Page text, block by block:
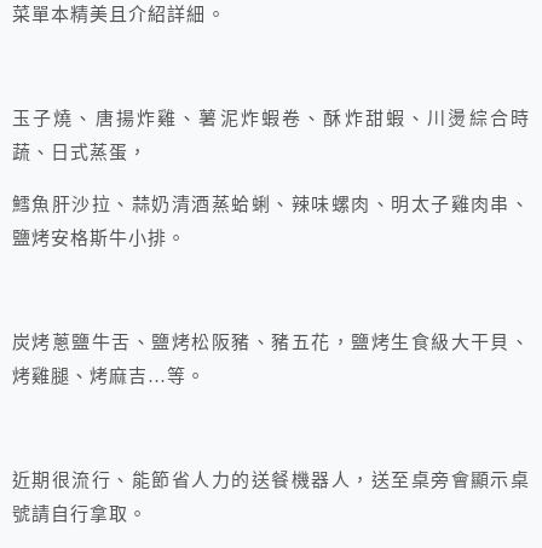
菜單本精美且介紹詳細。
玉子燒、唐揚炸雞、薯泥炸蝦卷、酥炸甜蝦、川燙綜合時
蔬、日式蒸蛋，
鱈魚肝沙拉、蒜奶清酒蒸蛤蜊、辣味螺肉、明太子雞肉串、
鹽烤安格斯牛小排。
炭烤蔥鹽牛舌、鹽烤松阪豬、豬五花，鹽烤生食級大干貝、
烤雞腿、烤麻吉…等。
近期很流行、能節省人力的送餐機器人，送至桌旁會顯示桌
號請自行拿取。